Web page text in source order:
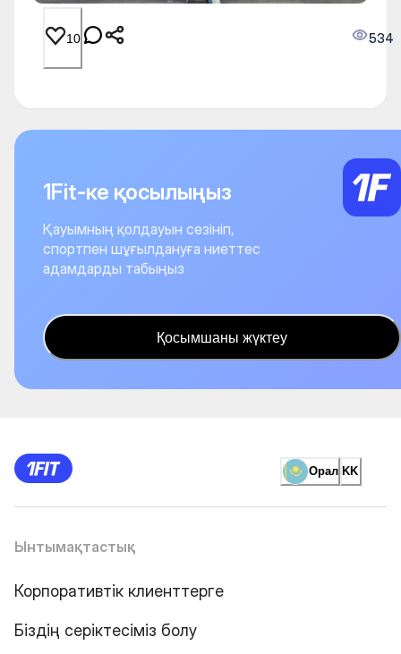
10 534
1Fit-ке қосылыңыз
Қауымның қолдауын сезініп,
спортпен шұғылдануға ниеттес
адамдарды табыңыз
Қосымшаны жүктеу
Орал KK
Ынтымақтастық
Корпоративтік клиенттерге
Біздің серіктесіміз болу